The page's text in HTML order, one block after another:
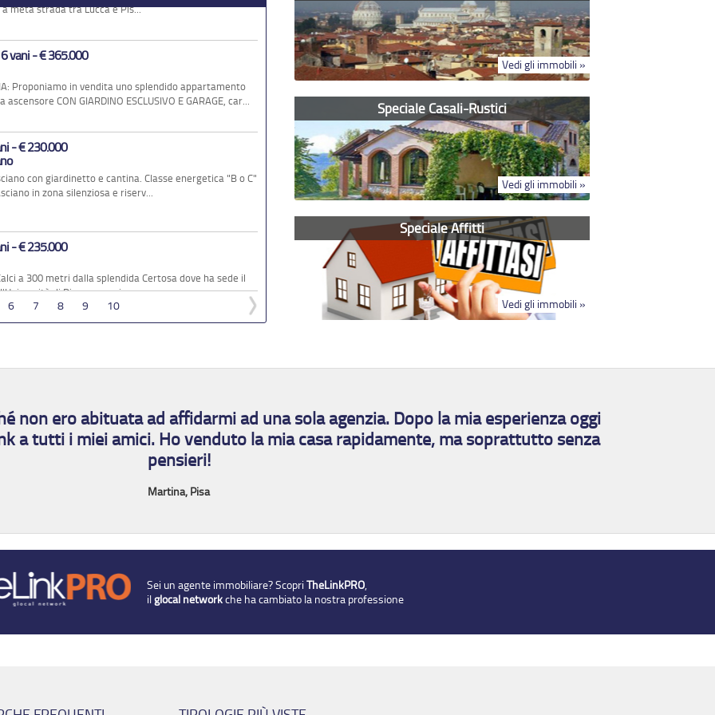
- € 235.000
di Pisa, proponi...
vani - € 225.000
un...
vani - € 178.000
all’Aeroporto, alla St...
vani - € 250.000
dimora unica nel suo genere. Ci...
vani - € 135.000
6 7 8 9 10
Vedi gli immobili »
Speciale Casali-Rustici
Vedi gli immobili »
Speciale Affitti
Vedi gli immobili »
non ero abituata ad affidarmi ad una sola agenzia. Dopo la mia esperienza oggi
a tutti i miei amici. Ho venduto la mia casa rapidamente, ma soprattutto senza
pensieri!
Martina, Pisa
Sei un agente immobiliare? Scopri TheLinkPRO,
ilglocal networkche ha cambiato la nostra professione